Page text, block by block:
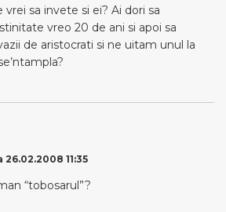
sa invete si ei? Ai dori sa
vreo 20 de ani si apoi sa
de aristocrati si ne uitam unul la
11:35
“tobosarul”?